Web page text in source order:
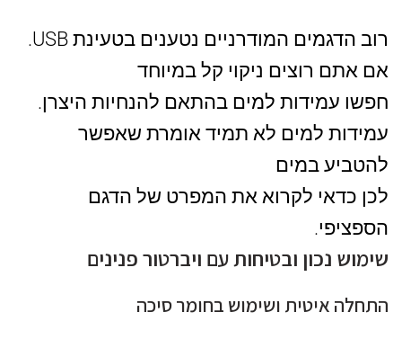
רוב הדגמים המודרניים נטענים בטעינת USB.
אם אתם רוצים ניקוי קל במיוחד
חפשו עמידות למים בהתאם להנחיות היצרן.
עמידות למים לא תמיד אומרת שאפשר
להטביע במים
לכן כדאי לקרוא את המפרט של הדגם
הספציפי.
שימוש נכון ובטיחות עם ויברטור פנינים
התחלה איטית ושימוש בחומר סיכה